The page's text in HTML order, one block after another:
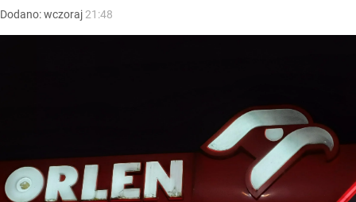
Dodano:wczoraj 21:48